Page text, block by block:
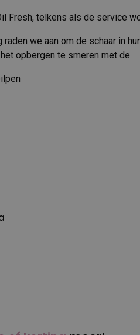
Fresh, telkens als de service
raden we aan om de schaar in
opbergen te smeren met de